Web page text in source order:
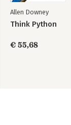
Allen Downey
Think Python
€ 55,68